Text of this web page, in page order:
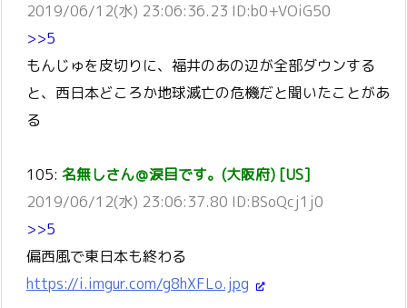
2019/06/12(水) 23:06:36.23 ID:b0+VOiG50
>>5
もんじゅを皮切りに、福井のあの辺が全部ダウンする
と、西日本どころか地球滅亡の危機だと聞いたことがあ
る
105: 名無しさん＠涙目です。(大阪府) [US]
2019/06/12(水) 23:06:37.80 ID:BSoQcj1j0
>>5
偏西風で東日本も終わる
https://i.imgur.com/g8hXFLo.jpg